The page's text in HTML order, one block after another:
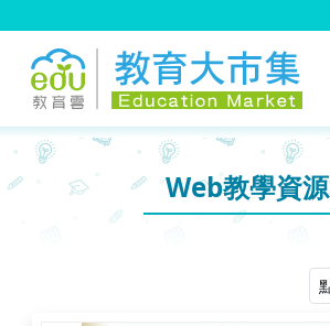
::: Web教學資源